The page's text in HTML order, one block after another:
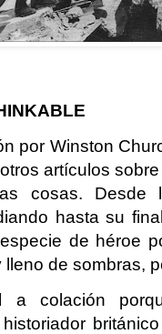
por Winston
artículos
cosas.
hasta su
de héroe
lleno de sombras,
a colación